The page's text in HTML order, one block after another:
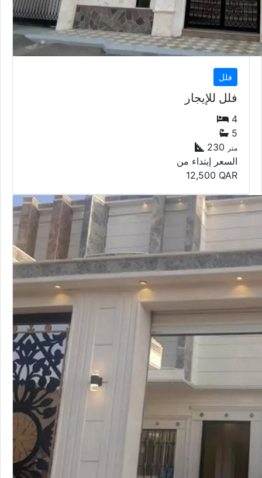
فلل
فلل للإيجار
4
5
230 متر
السعر إبتداء من
12,500 QAR